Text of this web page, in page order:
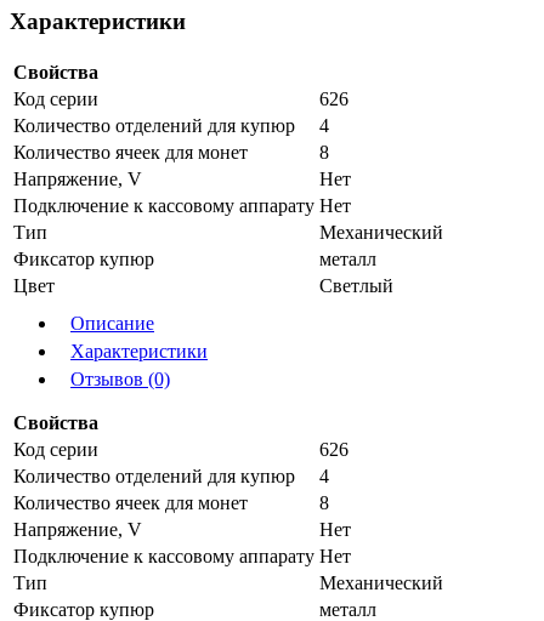
Характеристики
Свойства
Код серии
626
Количество отделений для купюр
4
Количество ячеек для монет
8
Напряжение, V
Нет
Подключение к кассовому аппарату Нет
Тип
Механический
Фиксатор купюр
металл
Цвет
Светлый
Описание
Характеристики
Отзывов (0)
Свойства
Код серии
626
Количество отделений для купюр
4
Количество ячеек для монет
8
Напряжение, V
Нет
Подключение к кассовому аппарату Нет
Тип
Механический
Фиксатор купюр
металл